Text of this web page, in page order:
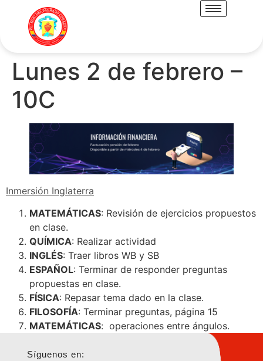
Lunes 2 de febrero –
10C
Inmersión Inglaterra
MATEMÁTICAS: Revisión de ejercicios propuestos
en clase.
QUÍMICA: Realizar actividad
INGLÉS: Traer libros WB y SB
ESPAÑOL: Terminar de responder preguntas
propuestas en clase.
FÍSICA: Repasar tema dado en la clase.
FILOSOFÍA: Terminar preguntas, página 15
MATEMÁTICAS: operaciones entre ángulos.
Síguenos en: